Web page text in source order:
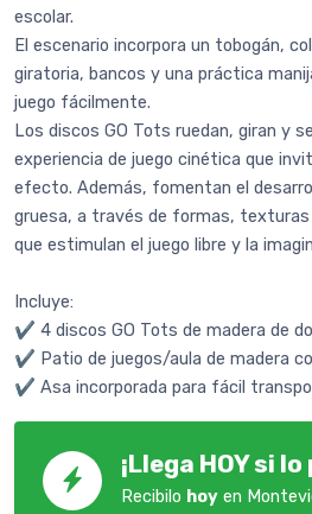
escolar.
El escenario incorpora un tobogán,
giratoria, bancos y una práctica
juego fácilmente.
Los discos GO Tots ruedan, giran y
experiencia de juego cinética que
efecto. Además, fomentan el
gruesa, a través de formas, texturas
que estimulan el juego libre y la
Incluye:
✔️ 4 discos GO Tots de madera de
✔️ Patio de juegos/aula de madera
✔️ Asa incorporada para fácil
¡Llega HOY si
Recibilo hoy en